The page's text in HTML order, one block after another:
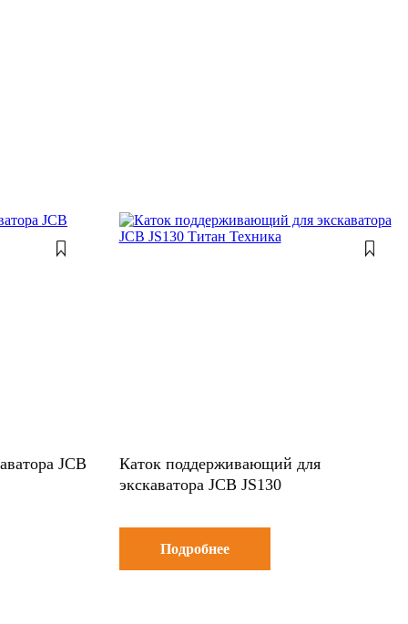
JСB
Каток поддерживающий для
экскаватора JСB JS130
Подробнее